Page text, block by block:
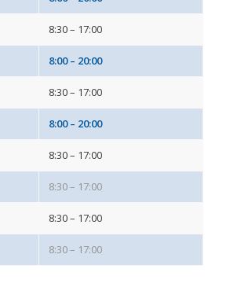
8:30 – 17:00
8:00 – 20:00
8:30 – 17:00
8:00 – 20:00
8:30 – 17:00
8:30 – 17:00
8:30 – 17:00
8:30 – 17:00